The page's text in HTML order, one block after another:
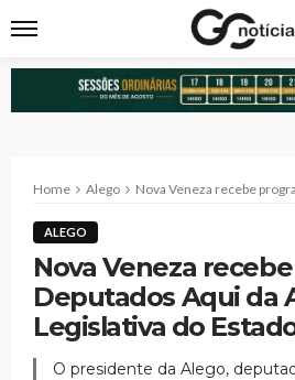
Home Alego Nova Veneza recebe programa Deputados
ALEGO
Nova Veneza
Deputados Aqui da
Legislativa do
O presidente da Alego,